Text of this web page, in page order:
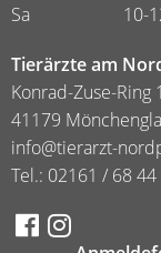
Sa 10-12
Tierärzte am
Konrad-Zuse-Ring
41179
info@tierarzt-
Tel.: 02161 / 68 44